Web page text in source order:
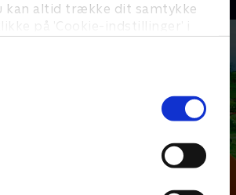
kan altid trække dit samtykke
på ’Cookie-indstillinger’ i